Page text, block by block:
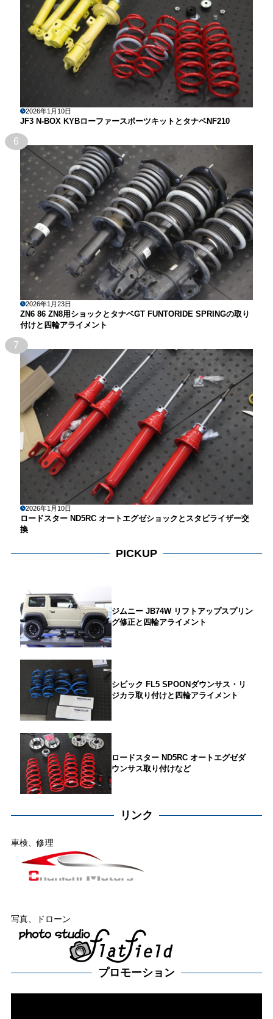
2026年1月10日
JF3 N-BOX KYBローファースポーツキットとタナベNF210
6
2026年1月23日
ZN6 86 ZN8用ショックとタナベGT FUNTORIDE SPRINGの取り
付けと四輪アライメント
7
2026年1月10日
ロードスター ND5RC オートエグゼショックとスタビライザー交
換
PICKUP
ジムニー JB74W リフトアップスプリン
グ修正と四輪アライメント
シビック FL5 SPOONダウンサス・リ
ジカラ取り付けと四輪アライメント
ロードスター ND5RC オートエグゼダ
ウンサス取り付けなど
リンク
車検、修理
写真、ドローン
プロモーション